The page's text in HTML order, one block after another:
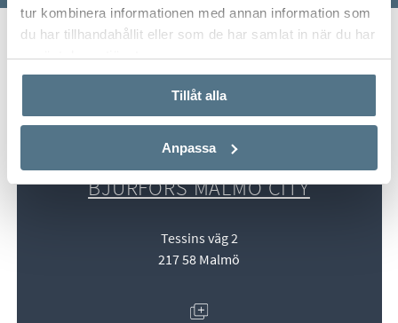
tur kombinera informationen med annan information som
du har tillhandahållit eller som de har samlat in när du har
använt deras tjänster.
Tillåt alla
Anpassa
Start Våra mäklare Amelie Kilde
AMELIE KILDE JOBBAR PÅ
BJURFORS MALMÖ CITY
Tessins väg 2
217 58 Malmö
(ÖPPNAS I NYTT FÖNSTER)